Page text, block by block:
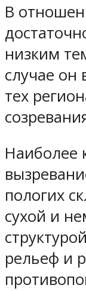
В
низким
случае он
тех
Наиболее
пологих
сухой и
рельеф и